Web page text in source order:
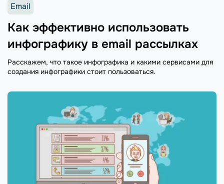
Как эффективно использовать
инфографику в email рассылках
Email
Расскажем, что такое инфографика и какими сервисами для
создания инфографики стоит пользоваться.